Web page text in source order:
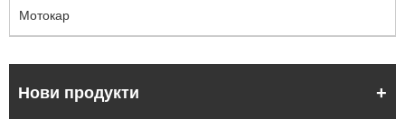
Мотокар
Нови продукти